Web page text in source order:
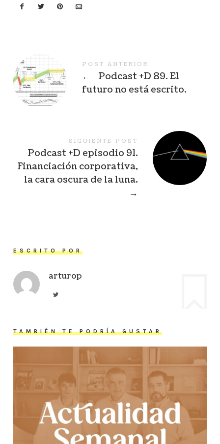
POST ANTERIOR
←
Podcast +D 89. El
futuro no está escrito.
SIGUIENTE POST
Podcast +D episodio 91.
Financiación corporativa,
la cara oscura de la luna.
→
ESCRITO POR
arturop
TAMBIÉN TE PODRÍA GUSTAR